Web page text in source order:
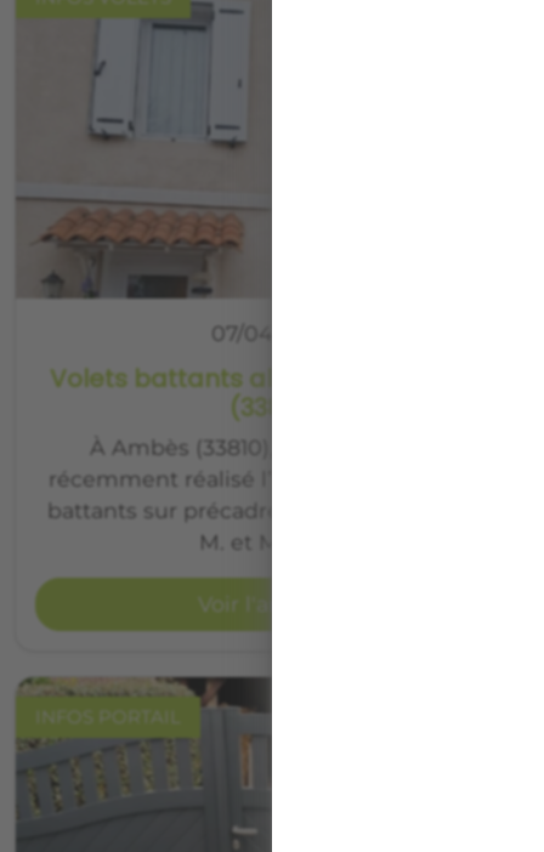
07/04/2026
Volets battants aluminium à Ambès
(33810)
À Ambès (33810), nos équipes ont
récemment réalisé l’installation de volets
battants sur précadre en aluminium pour
M. et Mme D.
Voir l'article
INFOS PORTAIL